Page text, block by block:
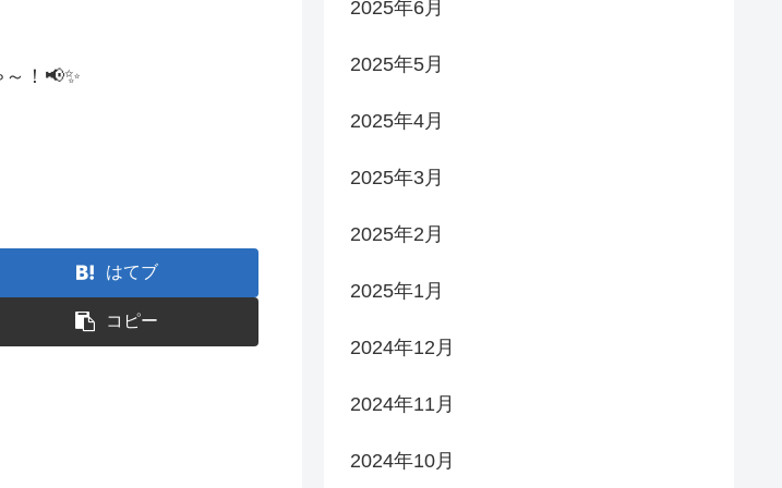
！📢✨
はてブ
コピー
2025年6月
2025年5月
2025年4月
2025年3月
2025年2月
2025年1月
2024年12月
2024年11月
2024年10月